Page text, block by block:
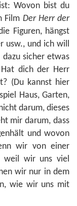
Wovon bist du
Film Der Herr der
Figuren, hängst
usw., und ich will
sicher etwas
dich der Herr
(Du kannst hier
Haus, Garten,
darum, dieses
mir darum, dass
und wovon
wir von einer
weil wir uns viel
wir nur in dem
wie wir uns mit